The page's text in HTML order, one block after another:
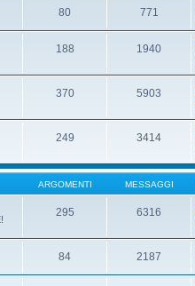
80 771
188 1940
370 5903
249 3414
ARGOMENTI MESSAGGI
295 6316
84 2187